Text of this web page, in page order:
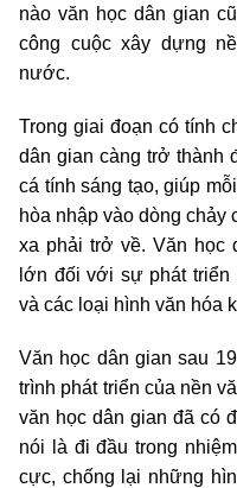
nào văn học dân gian
công cuộc xây dựng
nước.
Trong giai đoạn có tính
dân gian càng trở thành
cá tính sáng tạo, giúp
hòa nhập vào dòng chảy
xa phải trở về. Văn học
lớn đối với sự phát triển
và các loại hình văn hóa
Văn học dân gian sau
trình phát triển của nền
văn học dân gian đã có
nói là đi đầu trong
cực, chống lại những